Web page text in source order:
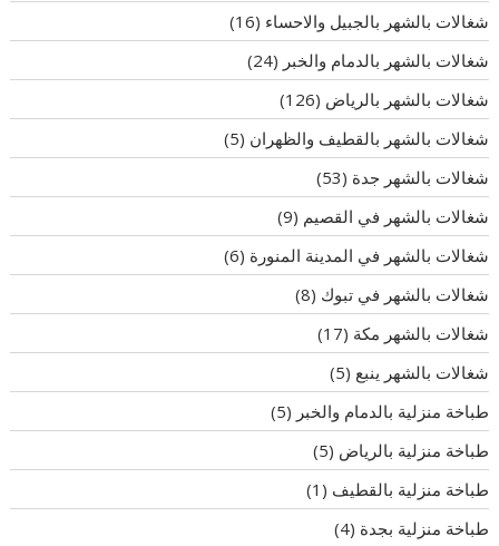
شغالات بالشهر بالجبيل والاحساء (16)
شغالات بالشهر بالدمام والخبر (24)
شغالات بالشهر بالرياض (126)
شغالات بالشهر بالقطيف والظهران (5)
شغالات بالشهر جدة (53)
شغالات بالشهر في القصيم (9)
شغالات بالشهر في المدينة المنورة (6)
شغالات بالشهر في تبوك (8)
شغالات بالشهر مكة (17)
شغالات بالشهر ينبع (5)
طباخة منزلية بالدمام والخبر (5)
طباخة منزلية بالرياض (5)
طباخة منزلية بالقطيف (1)
طباخة منزلية بجدة (4)